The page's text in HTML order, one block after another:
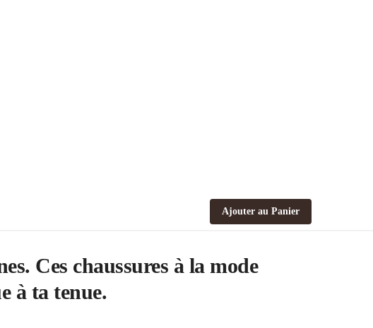
Ajouter au Panier
Ces chaussures à la mode
à ta tenue.